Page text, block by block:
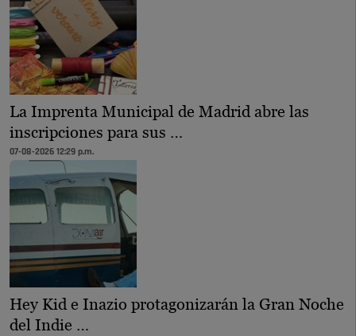
La Imprenta Municipal de Madrid abre las
inscripciones para sus …
07-08-2026 12:29 p.m.
Hey Kid e Inazio protagonizarán la Gran Noche
del Indie …